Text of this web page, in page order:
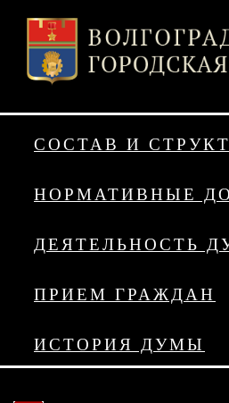
СОСТАВ И
НОРМАТИВНЫЕ
ДЕЯТЕЛЬНОСТЬ
ПРИЕМ ГРАЖДАН
ИСТОРИЯ ДУМЫ